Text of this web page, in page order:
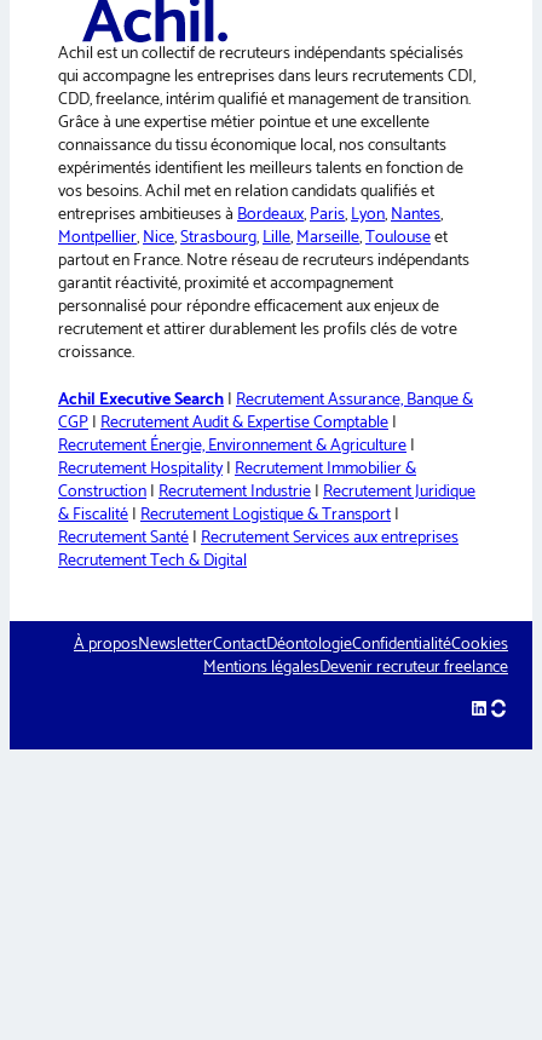
Achil est un collectif de recruteurs indépendants spécialisés
qui accompagne les entreprises dans leurs recrutements CDI,
CDD, freelance, intérim qualifié et management de transition.
Grâce à une expertise métier pointue et une excellente
connaissance du tissu économique local, nos consultants
expérimentés identifient les meilleurs talents en fonction de
vos besoins. Achil met en relation candidats qualifiés et
entreprises ambitieuses àBordeaux,Paris,Lyon,Nantes,
Montpellier,Nice,Strasbourg,Lille,Marseille,Toulouseet
partout en France. Notre réseau de recruteurs indépendants
garantit réactivité, proximité et accompagnement
personnalisé pour répondre efficacement aux enjeux de
recrutement et attirer durablement les profils clés de votre
croissance.
Achil Executive Search|Recrutement Assurance, Banque &
CGP|Recrutement Audit & Expertise Comptable|
Recrutement Énergie, Environnement & Agriculture|
Recrutement Hospitality|Recrutement Immobilier &
Construction|Recrutement Industrie|Recrutement Juridique
& Fiscalité|Recrutement Logistique & Transport|
Recrutement Santé|Recrutement Services aux entreprises
Recrutement Tech & Digital
À proposNewsletterContactDéontologieConfidentialitéCookies
Mentions légalesDevenir recruteur freelance
LinkedIn